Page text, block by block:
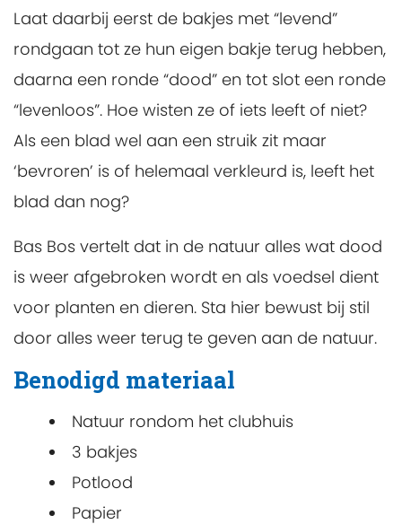
Laat daarbij eerst de bakjes met “levend”
rondgaan tot ze hun eigen bakje terug hebben,
daarna een ronde “dood” en tot slot een ronde
“levenloos”. Hoe wisten ze of iets leeft of niet?
Als een blad wel aan een struik zit maar
‘bevroren’ is of helemaal verkleurd is, leeft het
blad dan nog?
Bas Bos vertelt dat in de natuur alles wat dood
is weer afgebroken wordt en als voedsel dient
voor planten en dieren. Sta hier bewust bij stil
door alles weer terug te geven aan de natuur.
Benodigd materiaal
Natuur rondom het clubhuis
3 bakjes
Potlood
Papier